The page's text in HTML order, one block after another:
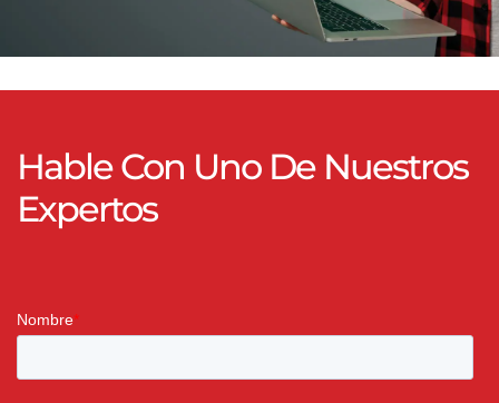
Hable Con Uno De Nuestros
Expertos